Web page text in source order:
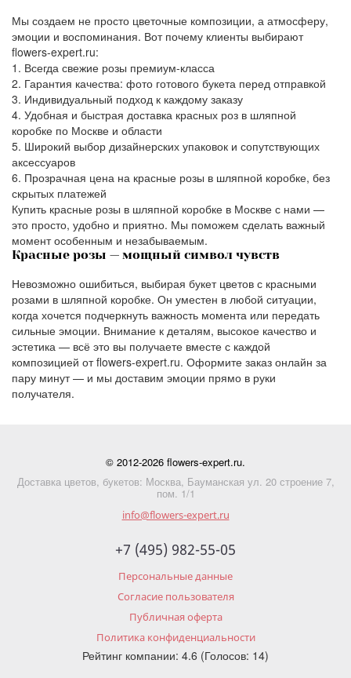
Мы создаем не просто цветочные композиции, а атмосферу,
эмоции и воспоминания. Вот почему клиенты выбирают
flowers-expert.ru:
Всегда свежие розы премиум-класса
Гарантия качества: фото готового букета перед отправкой
Индивидуальный подход к каждому заказу
Удобная и быстрая доставка красных роз в шляпной
коробке по Москве и области
Широкий выбор дизайнерских упаковок и сопутствующих
аксессуаров
Прозрачная цена на красные розы в шляпной коробке, без
скрытых платежей
Купить красные розы в шляпной коробке в Москве с нами —
это просто, удобно и приятно. Мы поможем сделать важный
момент особенным и незабываемым.
Красные розы — мощный символ чувств
Невозможно ошибиться, выбирая букет цветов с красными
розами в шляпной коробке. Он уместен в любой ситуации,
когда хочется подчеркнуть важность момента или передать
сильные эмоции. Внимание к деталям, высокое качество и
эстетика — всё это вы получаете вместе с каждой
композицией от flowers-expert.ru. Оформите заказ онлайн за
пару минут — и мы доставим эмоции прямо в руки
получателя.
© 2012-2026 flowers-expert.ru.
Доставка цветов, букетов: Москва, Бауманская ул. 20 строение 7,
пом. 1/1
info@flowers-expert.ru
+7 (495) 982-55-05
Персональные данные
Согласие пользователя
Публичная оферта
Политика конфиденциальности
Рейтинг компании: 4.6 (Голосов: 14)